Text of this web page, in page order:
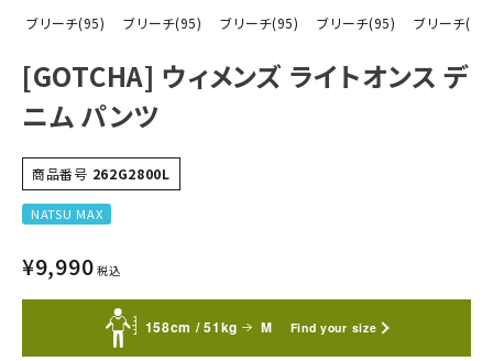
ブリーチ(95) ブリーチ(95) ブリーチ(95) ブリーチ(95) ブリーチ(95)
[GOTCHA] ウィメンズ ライトオンス デ
ニム パンツ
商品番号 262G2800L
NATSU MAX
¥9,990 税込
158cm / 51kg M Find your size